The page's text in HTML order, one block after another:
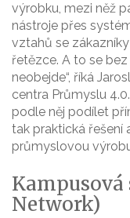
výrobku, mezi něž
nástroje přes
vztahů se
řetězce. A to se
neobejde“, říká
centra Průmyslu
podle něj podílet
tak praktická řešení
průmyslovou
Kampusová
Network)